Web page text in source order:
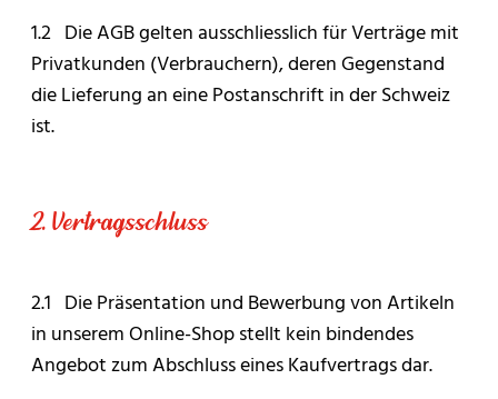
1.2 Die AGB gelten ausschliesslich für Verträge mit
Privatkunden (Verbrauchern), deren Gegenstand
die Lieferung an eine Postanschrift in der Schweiz
ist.
2. Vertragsschluss
2.1 Die Präsentation und Bewerbung von Artikeln
in unserem Online-Shop stellt kein bindendes
Angebot zum Abschluss eines Kaufvertrags dar.